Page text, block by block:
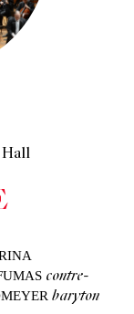
contre-
baryton